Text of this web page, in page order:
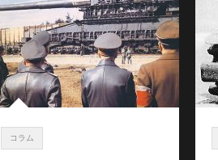
コラム